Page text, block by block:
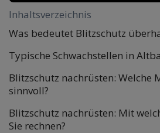
Inhaltsverzeichnis
Was bedeutet Blitzschutz
Typische Schwachstellen in
Blitzschutz nachrüsten: Welche
sinnvoll?
Blitzschutz nachrüsten: Mit
Sie rechnen?